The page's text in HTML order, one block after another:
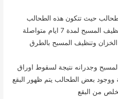
حيث تتكون هذه الطحالب
والحشرات نتيسجة عدم تنظيف المسبح لمدة 7 ايام متواصلة
الخزان وتنظيف المسبح بالطرق
وجدرانه نتيجة لسقوط اوراق
ووجود بعض الطحالب يتم ظهور البقع
من البقع